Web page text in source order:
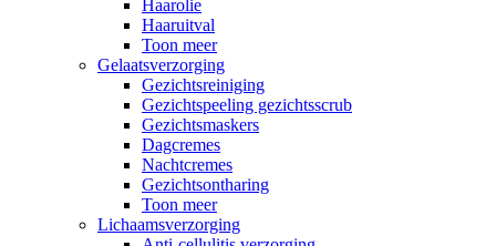
Haarolie
Haaruitval
Toon meer
Gelaatsverzorging
Gezichtsreiniging
Gezichtspeeling gezichtsscrub
Gezichtsmaskers
Dagcremes
Nachtcremes
Gezichtsontharing
Toon meer
Lichaamsverzorging